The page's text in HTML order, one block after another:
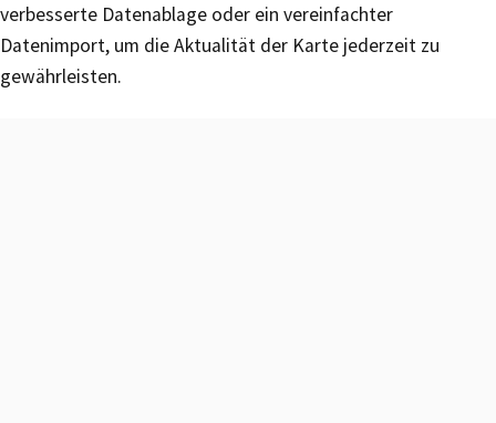
verbesserte Datenablage oder ein vereinfachter
Datenimport, um die Aktualität der Karte jederzeit zu
gewährleisten.